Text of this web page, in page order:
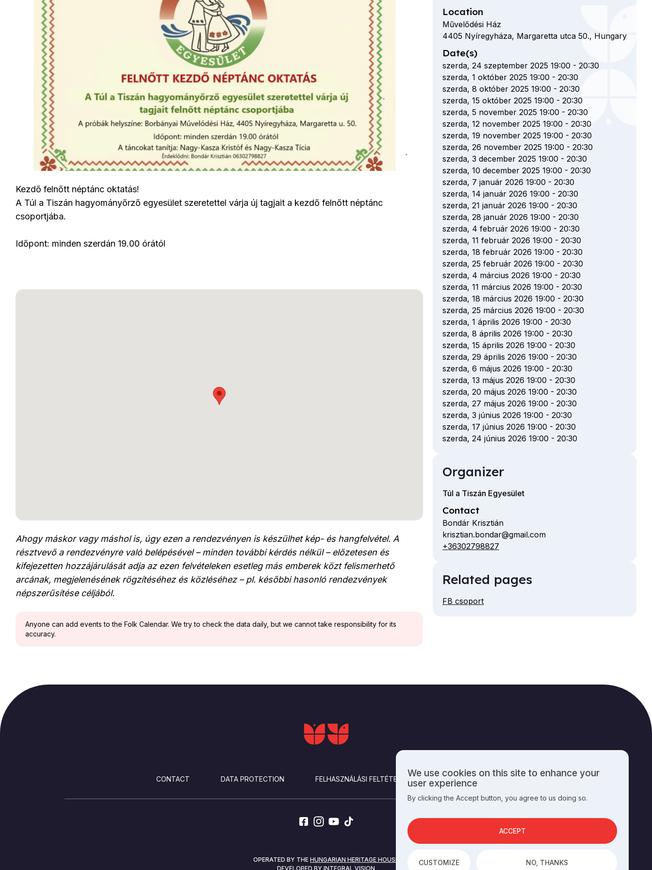
Kezdő felnőtt néptánc oktatás!
A Túl a Tiszán hagyományőrző egyesület szeretettel várja új tagjait a kezdő felnőtt néptánc
csoportjába.
Időpont: minden szerdán 19.00 órától
Ahogy máskor vagy máshol is, úgy ezen a rendezvényen is készülhet kép- és hangfelvétel. A
résztvevő a rendezvényre való belépésével – minden további kérdés nélkül – előzetesen és
kifejezetten hozzájárulását adja az ezen felvételeken esetleg más emberek közt felismerhető
arcának, megjelenésének rögzítéséhez és közléséhez – pl. későbbi hasonló rendezvények
népszerűsítése céljából.
Anyone can add events to the Folk Calendar. We try to check the data daily, but we cannot take responsibility for its
accuracy.
Location
Művelődési Ház
4405 Nyíregyháza, Margaretta utca 50., Hungary
Date(s)
szerda, 24 szeptember 2025 19:00 - 20:30
szerda, 1 október 2025 19:00 - 20:30
szerda, 8 október 2025 19:00 - 20:30
szerda, 15 október 2025 19:00 - 20:30
szerda, 5 november 2025 19:00 - 20:30
szerda, 12 november 2025 19:00 - 20:30
szerda, 19 november 2025 19:00 - 20:30
szerda, 26 november 2025 19:00 - 20:30
szerda, 3 december 2025 19:00 - 20:30
szerda, 10 december 2025 19:00 - 20:30
szerda, 7 január 2026 19:00 - 20:30
szerda, 14 január 2026 19:00 - 20:30
szerda, 21 január 2026 19:00 - 20:30
szerda, 28 január 2026 19:00 - 20:30
szerda, 4 február 2026 19:00 - 20:30
szerda, 11 február 2026 19:00 - 20:30
szerda, 18 február 2026 19:00 - 20:30
szerda, 25 február 2026 19:00 - 20:30
szerda, 4 március 2026 19:00 - 20:30
szerda, 11 március 2026 19:00 - 20:30
szerda, 18 március 2026 19:00 - 20:30
szerda, 25 március 2026 19:00 - 20:30
szerda, 1 április 2026 19:00 - 20:30
szerda, 8 április 2026 19:00 - 20:30
szerda, 15 április 2026 19:00 - 20:30
szerda, 29 április 2026 19:00 - 20:30
szerda, 6 május 2026 19:00 - 20:30
szerda, 13 május 2026 19:00 - 20:30
szerda, 20 május 2026 19:00 - 20:30
szerda, 27 május 2026 19:00 - 20:30
szerda, 3 június 2026 19:00 - 20:30
szerda, 17 június 2026 19:00 - 20:30
szerda, 24 június 2026 19:00 - 20:30
Organizer
Túl a Tiszán Egyesület
Contact
Bondár Krisztián
Email
krisztian.bondar@gmail.com
Telephone
+36302798827
Related pages
FB csoport
CONTACT DATA PROTECTION FELHASZNÁLÁSI FELTÉTELEK PUBLISHING INFO
OPERATED BY THE HUNGARIAN HERITAGE HOUSE
DEVELOPED BY INTEGRAL VISION
Use
of
personal
and
cookies
We use cookies on this site to enhance your
user experience
By clicking the Accept button, you agree to us doing so.
CUSTOMIZE NO, THANKS
ACCEPT